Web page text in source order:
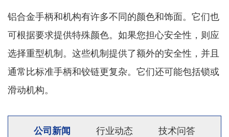
铝合金手柄和机构有许多不同的颜色和饰面。它们也
可根据要求提供特殊颜色。如果您担心安全性，则应
选择重型机制。这些机制提供了额外的安全性，并且
通常比标准手柄和铰链更复杂。它们还可能包括锁或
滑动机构。
公司新闻 行业动态 技术问答